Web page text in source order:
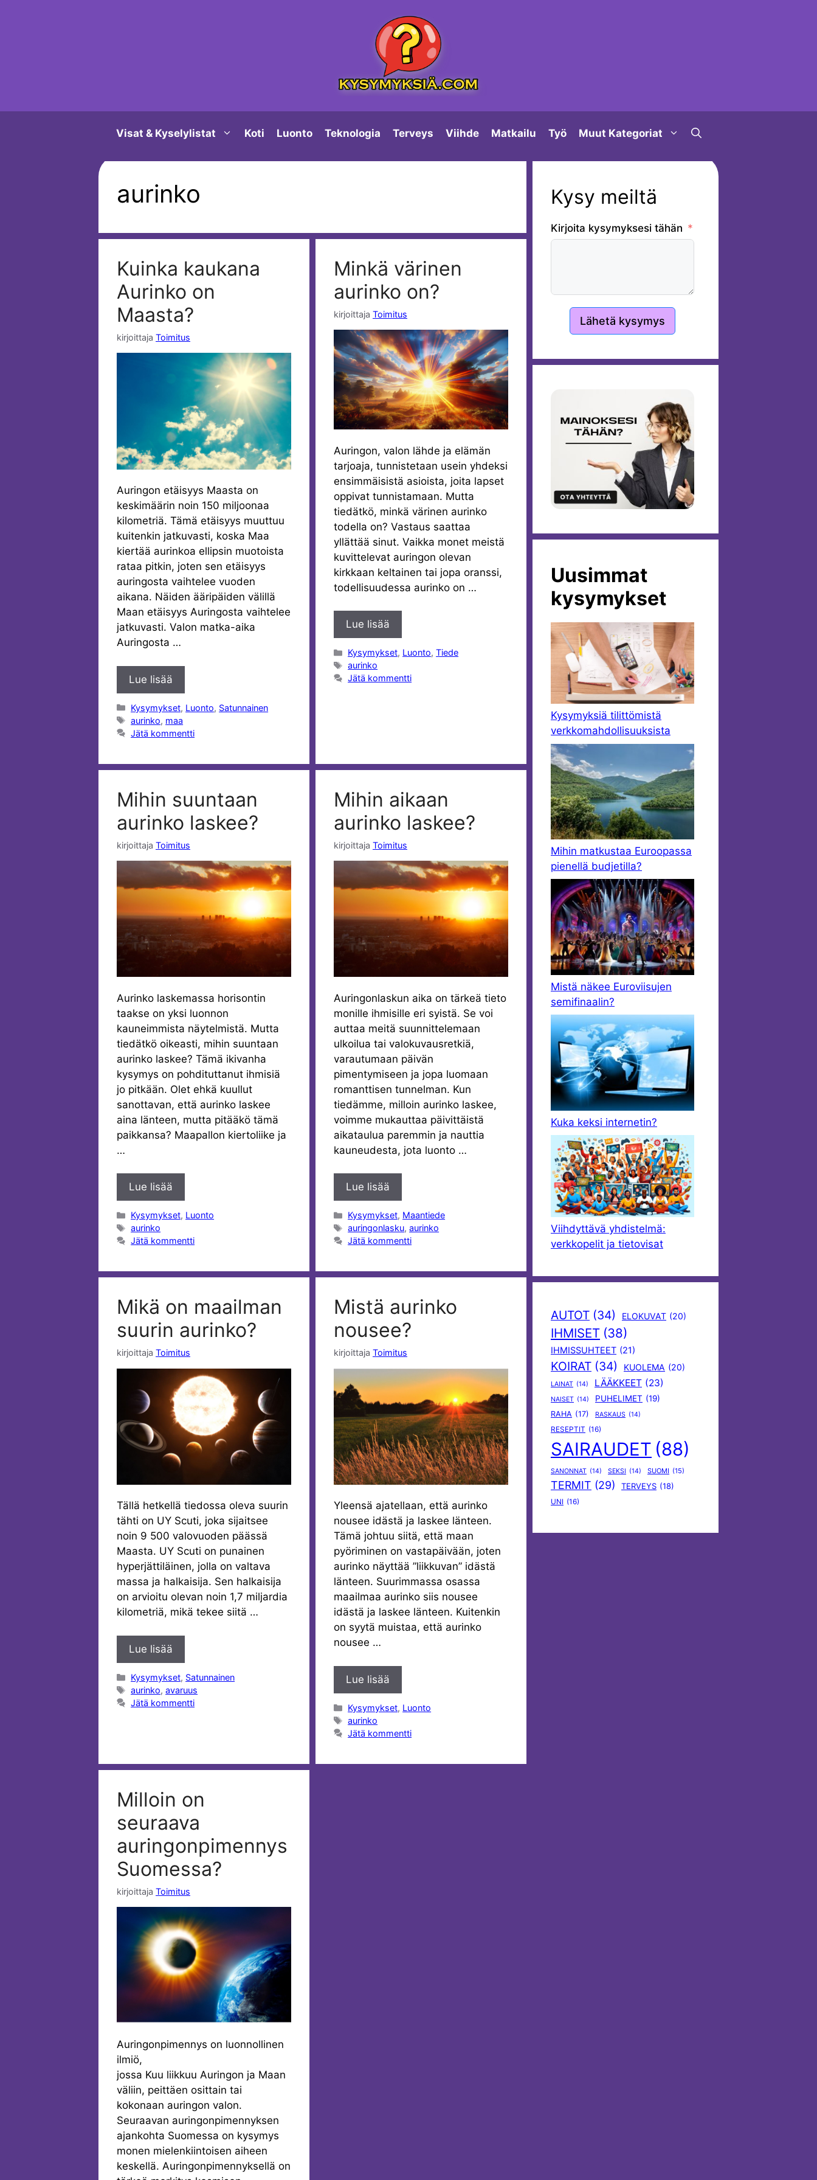
Visat & Kyselylistat Koti Luonto Teknologia Terveys Viihde Matkailu Työ Muut Kategoriat
aurinko
Kuinka kaukana
Aurinko on
Maasta?
kirjoittaja Toimitus
Auringon etäisyys Maasta on
keskimäärin noin 150 miljoonaa
kilometriä. Tämä etäisyys muuttuu
kuitenkin jatkuvasti, koska Maa
kiertää aurinkoa ellipsin muotoista
rataa pitkin, joten sen etäisyys
auringosta vaihtelee vuoden
aikana. Näiden ääripäiden välillä
Maan etäisyys Auringosta vaihtelee
jatkuvasti. Valon matka-aika
Auringosta …
Lue lisää
Kategoriat
Kysymykset, Luonto, Satunnainen
Avainsanat
aurinko, maa
Jätä kommentti
Minkä värinen
aurinko on?
kirjoittaja Toimitus
Auringon, valon lähde ja elämän
tarjoaja, tunnistetaan usein yhdeksi
ensimmäisistä asioista, joita lapset
oppivat tunnistamaan. Mutta
tiedätkö, minkä värinen aurinko
todella on? Vastaus saattaa
yllättää sinut. Vaikka monet meistä
kuvittelevat auringon olevan
kirkkaan keltainen tai jopa oranssi,
todellisuudessa aurinko on …
Lue lisää
Kategoriat
Kysymykset, Luonto,Tiede
Avainsanat
aurinko
Jätä kommentti
Mihin suuntaan
aurinko laskee?
kirjoittaja Toimitus
Aurinko laskemassa horisontin
taakse on yksi luonnon
kauneimmista näytelmistä. Mutta
tiedätkö oikeasti, mihin suuntaan
aurinko laskee? Tämä ikivanha
kysymys on pohdituttanut ihmisiä
jo pitkään. Olet ehkä kuullut
sanottavan, että aurinko laskee
aina länteen, mutta pitääkö tämä
paikkansa? Maapallon kiertoliike ja
…
Lue lisää
Kategoriat
Kysymykset, Luonto
Avainsanat
aurinko
Jätä kommentti
Mihin aikaan
aurinko laskee?
kirjoittaja Toimitus
Auringonlaskun aika on tärkeä tieto
monille ihmisille eri syistä. Se voi
auttaa meitä suunnittelemaan
ulkoilua tai valokuvausretkiä,
varautumaan päivän
pimentymiseen ja jopa luomaan
romanttisen tunnelman. Kun
tiedämme, milloin aurinko laskee,
voimme mukauttaa päivittäistä
aikataulua paremmin ja nauttia
kauneudesta, jota luonto …
Lue lisää
Kategoriat
Kysymykset, Maantiede
Avainsanat
auringonlasku,aurinko
Jätä kommentti
Mikä on maailman
suurin aurinko?
kirjoittaja Toimitus
Tällä hetkellä tiedossa oleva suurin
tähti on UY Scuti, joka sijaitsee
noin 9 500 valovuoden päässä
Maasta. UY Scuti on punainen
hyperjättiläinen, jolla on valtava
massa ja halkaisija. Sen halkaisija
on arvioitu olevan noin 1,7 miljardia
kilometriä, mikä tekee siitä …
Lue lisää
Kategoriat
Kysymykset, Satunnainen
Avainsanat
aurinko,avaruus
Jätä kommentti
Mistä aurinko
nousee?
kirjoittaja Toimitus
Yleensä ajatellaan, että aurinko
nousee idästä ja laskee länteen.
Tämä johtuu siitä, että maan
pyöriminen on vastapäivään, joten
aurinko näyttää ”liikkuvan” idästä
länteen. Suurimmassa osassa
maailmaa aurinko siis nousee
idästä ja laskee länteen. Kuitenkin
on syytä muistaa, että aurinko
nousee …
Lue lisää
Kategoriat
Kysymykset, Luonto
Avainsanat
aurinko
Jätä kommentti
Milloin on
seuraava
auringonpimennys
Suomessa?
kirjoittaja Toimitus
Auringonpimennys on luonnollinen
ilmiö,
jossa Kuu liikkuu Auringon ja Maan
väliin, peittäen osittain tai
kokonaan auringon valon.
Seuraavan auringonpimennyksen
ajankohta Suomessa on kysymys
monen mielenkiintoisen aiheen
keskellä. Auringonpimennyksellä on
Kysy meiltä
Kirjoita kysymyksesi tähän
Lähetä kysymys
Uusimmat
kysymykset
Kysymyksiä tilittömistä
verkkomahdollisuuksista
Mihin matkustaa Euroopassa
pienellä budjetilla?
Mistä näkee Euroviisujen
semifinaalin?
Kuka keksi internetin?
Viihdyttävä yhdistelmä:
verkkopelit ja tietovisat
AUTOT (34) ELOKUVAT (20)
IHMISET (38)
IHMISSUHTEET (21)
KOIRAT (34) KUOLEMA (20)
LAINAT (14) LÄÄKKEET (23)
NAISET (14) PUHELIMET (19)
RAHA (17) RASKAUS (14)
RESEPTIT (16)
SAIRAUDET (88)
SANONNAT (14) SEKSI (14) SUOMI (15)
TERMIT (29) TERVEYS (18)
UNI (16)